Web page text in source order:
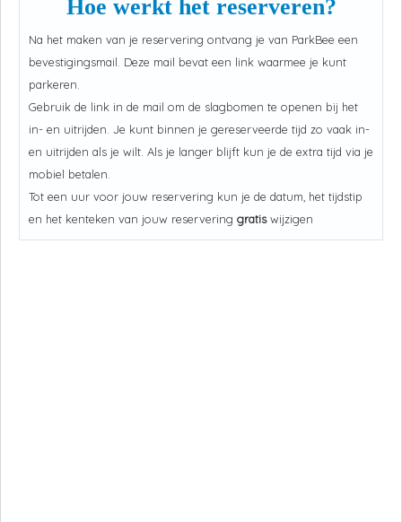
Hoe werkt het reserveren?
Na het maken van je reservering ontvang je van ParkBee een
bevestigingsmail. Deze mail bevat een link waarmee je kunt
parkeren.
Gebruik de link in de mail om de slagbomen te openen bij het
in- en uitrijden. Je kunt binnen je gereserveerde tijd zo vaak in-
en uitrijden als je wilt. Als je langer blijft kun je de extra tijd via je
mobiel betalen.
Tot een uur voor jouw reservering kun je de datum, het tijdstip
en het kenteken van jouw reservering gratiswijzigen